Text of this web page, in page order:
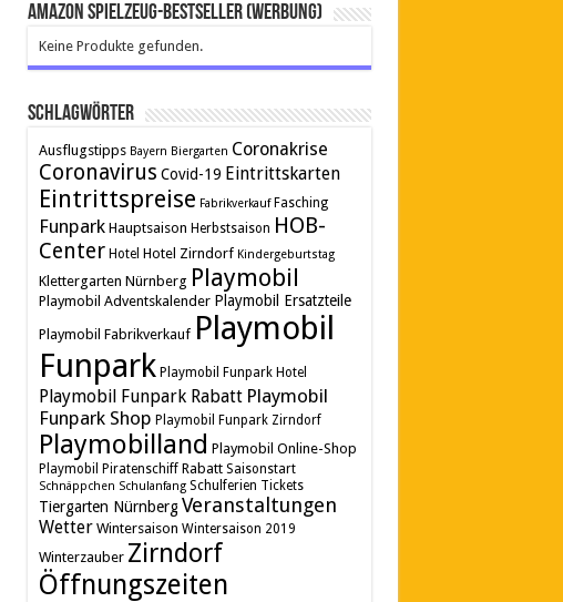
Amazon Spielzeug-Bestseller (Werbung)
Keine Produkte gefunden.
Schlagwörter
Ausflugstipps Bayern Biergarten Coronakrise
Coronavirus Covid-19 Eintrittskarten
Eintrittspreise Fabrikverkauf Fasching
Funpark Hauptsaison Herbstsaison HOB-
Center Hotel Hotel Zirndorf Kindergeburtstag
Klettergarten Nürnberg Playmobil
Playmobil Adventskalender Playmobil Ersatzteile
Playmobil Fabrikverkauf Playmobil
Funpark Playmobil Funpark Hotel
Playmobil Funpark Rabatt Playmobil
Funpark Shop Playmobil Funpark Zirndorf
Playmobilland Playmobil Online-Shop
Playmobil Piratenschiff Rabatt Saisonstart
Schnäppchen Schulanfang Schulferien Tickets
Tiergarten Nürnberg Veranstaltungen
Wetter Wintersaison Wintersaison 2019
Winterzauber Zirndorf
Öffnungszeiten